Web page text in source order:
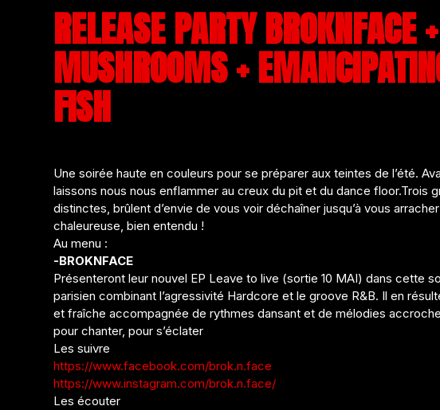
RELEASE PARTY BROKNFACE
MUSHROOMS +
FISH
Une soirée haute en couleurs pour se préparer aux teintes de l’été.
laissons nous nous enflammer au creux du pit et du dance floor.Trois
distinctes, brûlent d’envie de vous voir déchaîner jusqu’à vous
chaleureuse, bien entendu !
Au menu :
-BROKNFACE
Présenteront leur nouvel EP Leave to live (sortie 10 MAI) dans cette
parisien combinant l’agressivité Hardcore et le groove R&B. Il en
et fraîche accompagnée de rythmes dansant et de mélodies
pour chanter, pour s’éclater
Les suivre
https://www.facebook.com/brok.n.face
https://www.instagram.com/brok.n.face/
Les écouter